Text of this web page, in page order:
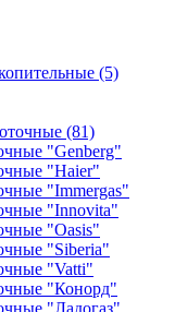
(5)
(81)
"Genberg"
"Haier"
"Immergas"
"Innovita"
"Oasis"
"Siberia"
"Vatti"
"Конорд"
"Ладогаз"